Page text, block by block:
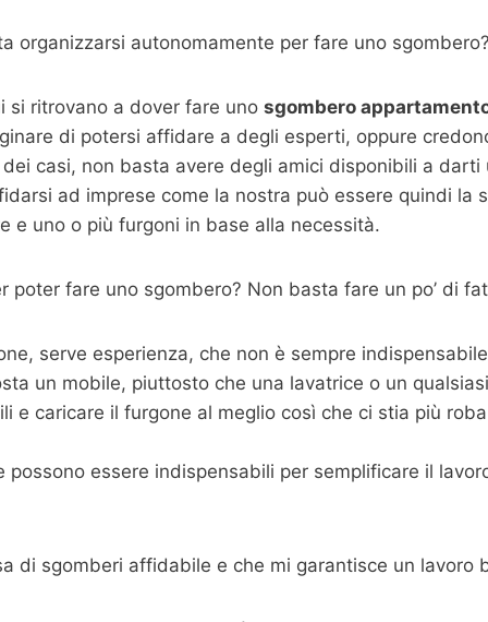
organizzarsi autonomamente per fare uno
si ritrovano a dover fare uno sgombero
di potersi affidare a degli esperti, oppure
casi, non basta avere degli amici disponibili a
ad imprese come la nostra può essere quindi la
e uno o più furgoni in base alla necessità.
poter fare uno sgombero? Non basta fare un po’ di
serve esperienza, che non è sempre
un mobile, piuttosto che una lavatrice o un
e caricare il furgone al meglio così che ci stia più
possono essere indispensabili per semplificare il
di sgomberi affidabile e che mi garantisce un lavoro